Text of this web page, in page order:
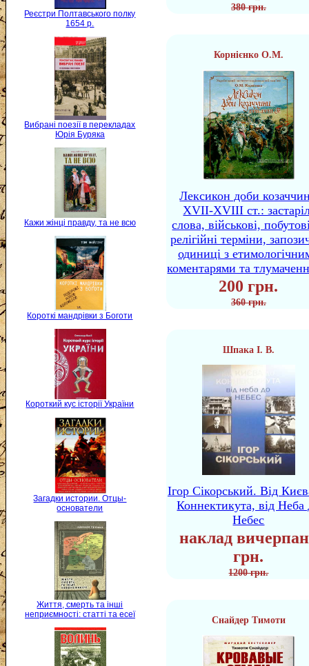
Реєстри Полтавського полку
1654 р.
Вибрані поезії в перекладах
Юрія Буряка
Кажи жінці правду, та не всю
Короткі мандрівки з Боготи
Короткий кус історії України
Загадки истории. Отцы-
основатели
Життя, смерть та інші
неприємності: статті та есеї
380 грн.
Корнієнко О.М.
Лексикон доби
XVII-XVIII ст.:
слова, військові,
релігійні терміни,
одиниці з
коментарями та
200 грн.
360 грн.
Шпака І. В.
Ігор Сікорський. Від
Коннектикута, від Неба
Небес
наклад
грн.
1200 грн.
Снайдер Тимоти